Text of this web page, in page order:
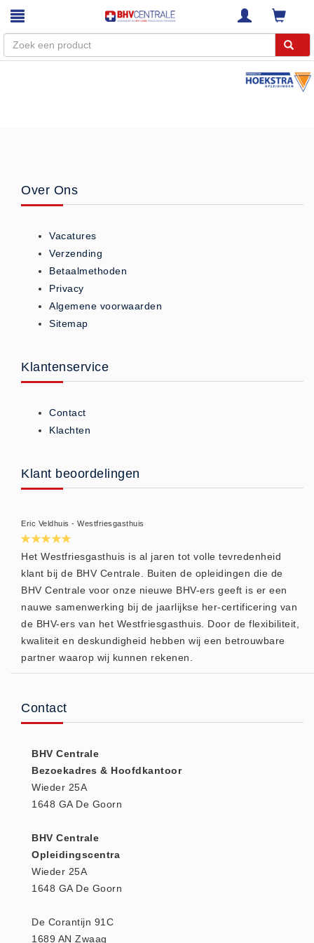
Diensten
RI&E
Bedrijfsnoodplannen
VCA Trajecten
ISO 9001 Begeleiding
Inspectiecentrale
Ons Team
Nieuws
Contact
Klachten
Privacy
Retourneren
Algemene Voorwaarden
Vacatures
Winkel
(20)
AED apparaten (11)
Actie (5)
AED
AED batterijen (12)
AED binnen - buiten kasten (11)
AED elektroden (18)
Beademings materialen (6)
AED trainers (14)
BHV Kasten
BHV Kleding
Over Ons
Vacatures
Verzending
Betaalmethoden
Privacy
Algemene voorwaarden
Sitemap
Klantenservice
Contact
Klachten
Klant beoordelingen
Eric Veldhuis - Westfriesgasthuis
Het Westfriesgasthuis is al jaren tot volle tevredenheid
klant bij de BHV Centrale. Buiten de opleidingen die de
BHV Centrale voor onze nieuwe BHV-ers geeft is er een
nauwe samenwerking bij de jaarlijkse her-certificering van
de BHV-ers van het Westfriesgasthuis. Door de flexibiliteit,
kwaliteit en deskundigheid hebben wij een betrouwbare
partner waarop wij kunnen rekenen.
Contact
BHV Centrale
Bezoekadres & Hoofdkantoor
Wieder 25A
1648 GA De Goorn
BHV Centrale
Opleidingscentra
Wieder 25A
1648 GA De Goorn
De Corantijn 91C
1689 AN Zwaag